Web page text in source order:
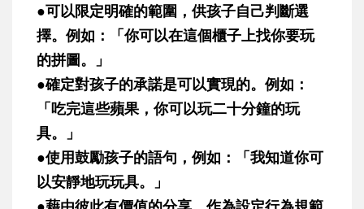
●可以限定明確的範圍，供孩子自己判斷選
擇。例如：「你可以在這個櫃子上找你要玩
的拼圖。」
●確定對孩子的承諾是可以實現的。例如：
「吃完這些蘋果，你可以玩二十分鐘的玩
具。」
●使用鼓勵孩子的語句，例如：「我知道你可
以安靜地玩玩具。」